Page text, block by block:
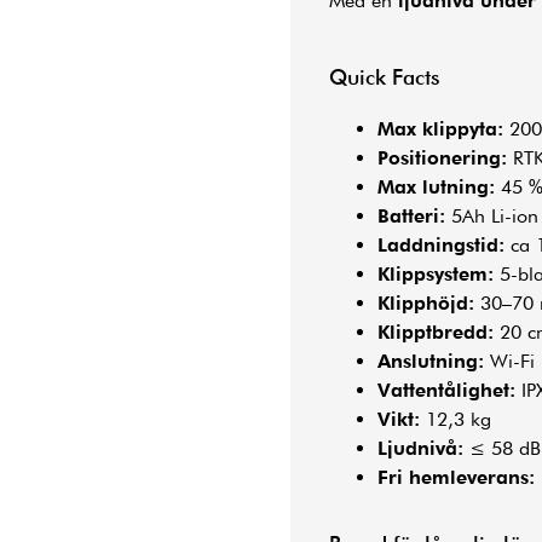
Quick Facts
Max klippyta:
Positionering:
Max lutning: 45
Batteri: 5Ah Li-
Laddningstid: ca
Klippsystem: 5-
Klipphöjd: 30–70
Klipptbredd: 20
Anslutning: Wi-Fi
Vattentålighet:
Vikt: 12,3 kg
Ljudnivå: ≤ 58
Fri hemleverans: